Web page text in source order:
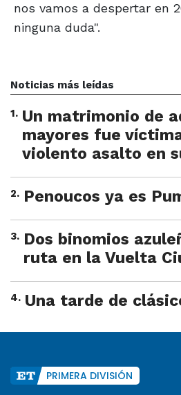
nos vamos a despertar en
ninguna duda".
Noticias más leídas
1. Un matrimonio de
mayores fue
violento asalto en
2. Penoucos ya es
3. Dos binomios
ruta en la Vuelta
4. Una tarde de
PRIMERA DIVISIÓN